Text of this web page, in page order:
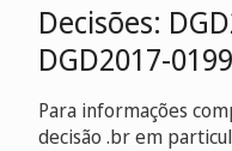
Decisões:
DGD2017-0199
Para informações
decisão .br em